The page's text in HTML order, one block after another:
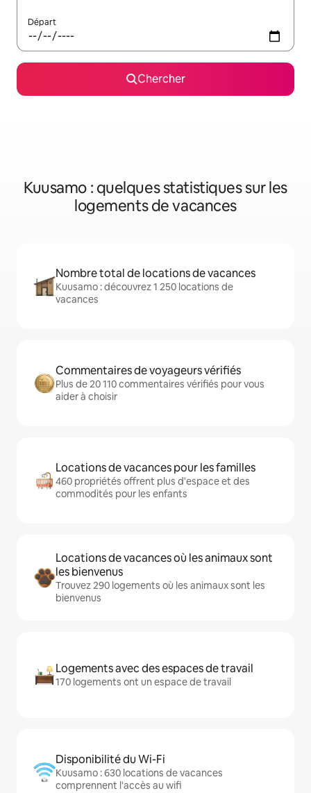
Départ
Chercher
Kuusamo : quelques statistiques sur les
logements de vacances
Nombre total de locations de vacances
Kuusamo : découvrez 1 250 locations de
vacances
Commentaires de voyageurs vérifiés
Plus de 20 110 commentaires vérifiés pour vous
aider à choisir
Locations de vacances pour les familles
460 propriétés offrent plus d'espace et des
commodités pour les enfants
Locations de vacances où les animaux sont
les bienvenus
Trouvez 290 logements où les animaux sont les
bienvenus
Logements avec des espaces de travail
170 logements ont un espace de travail
Disponibilité du Wi-Fi
Kuusamo : 630 locations de vacances
comprennent l'accès au wifi